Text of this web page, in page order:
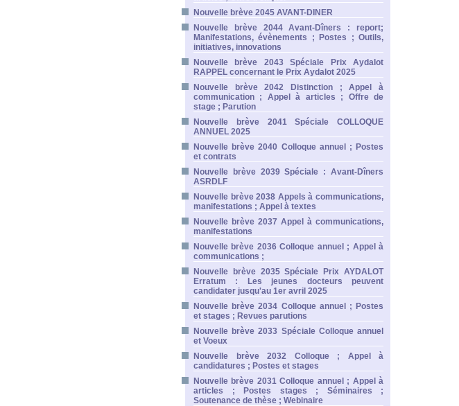
Nouvelle brève 2045 AVANT-DINER
Nouvelle brève 2044 Avant-Dîners : report;
Manifestations, évènements ; Postes ; Outils,
initiatives, innovations
Nouvelle brève 2043 Spéciale Prix Aydalot
RAPPEL concernant le Prix Aydalot 2025
Nouvelle brève 2042 Distinction ; Appel à
communication ; Appel à articles ; Offre de
stage ; Parution
Nouvelle brève 2041 Spéciale COLLOQUE
ANNUEL 2025
Nouvelle brève 2040 Colloque annuel ; Postes
et contrats
Nouvelle brève 2039 Spéciale : Avant-Dîners
ASRDLF
Nouvelle brève 2038 Appels à communications,
manifestations ; Appel à textes
Nouvelle brève 2037 Appel à communications,
manifestations
Nouvelle brève 2036 Colloque annuel ; Appel à
communications ;
Nouvelle brève 2035 Spéciale Prix AYDALOT
Erratum : Les jeunes docteurs peuvent
candidater jusqu'au 1er avril 2025
Nouvelle brève 2034 Colloque annuel ; Postes
et stages ; Revues parutions
Nouvelle brève 2033 Spéciale Colloque annuel
et Voeux
Nouvelle brève 2032 Colloque ; Appel à
candidatures ; Postes et stages
Nouvelle brève 2031 Colloque annuel ; Appel à
articles ; Postes stages ; Séminaires ;
Soutenance de thèse ; Webinaire